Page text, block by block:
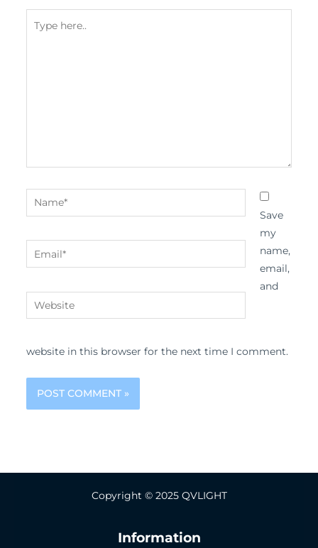
here..
Name*
Email*
Website
Save
my
name,
email,
and
website in this browser for the next time I comment.
Copyright © 2025 QVLIGHT
Information